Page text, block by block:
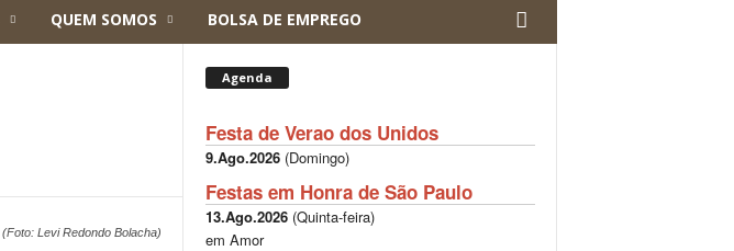
QUEM SOMOS BOLSA DE EMPREGO
(Foto: Levi Redondo Bolacha)
Agenda
Festa de Verao dos Unidos
9.Ago.2026(Domingo)
Festas em Honra de São Paulo
13.Ago.2026(Quinta-feira)
em Amor